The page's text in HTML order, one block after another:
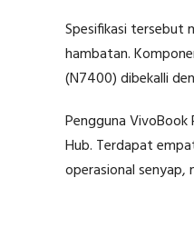
Spesifikasi tersebut
hambatan.
(N7400) dibekalli
Pengguna
Hub. Terdapat
operasional senyap,